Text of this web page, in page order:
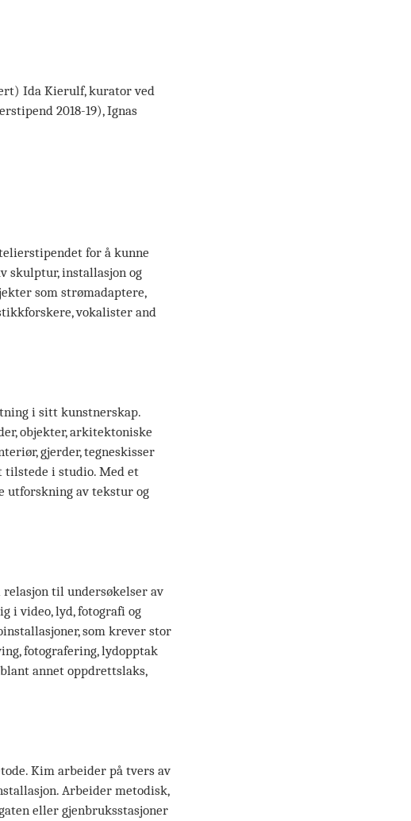
Ida Kierulf, kurator ved
2018-19), Ignas
for å kunne
skulptur, installasjon og
som strømadaptere,
vokalister and
i sitt kunstnerskap.
objekter, arkitektoniske
gjerder, tegneskisser
tilstede i studio. Med et
utforskning av tekstur og
relasjon til undersøkelser av
i video, lyd, fotografi og
som krever stor
fotografering, lydopptak
annet oppdrettslaks,
Kim arbeider på tvers av
Arbeider metodisk,
eller gjenbruksstasjoner